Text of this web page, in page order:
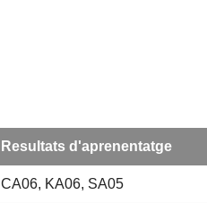
Resultats d'aprenentatge
CA06, KA06, SA05